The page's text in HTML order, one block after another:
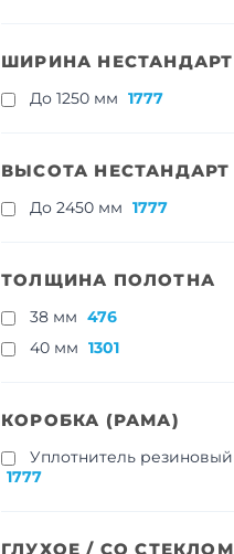
ШИРИНА НЕСТАНДАРТ
До 1250 мм 1777
ВЫСОТА НЕСТАНДАРТ
До 2450 мм 1777
ТОЛЩИНА ПОЛОТНА
38 мм 476
40 мм 1301
КОРОБКА (РАМА)
Уплотнитель резиновый
1777
ГЛУХОЕ / СО СТЕКЛОМ